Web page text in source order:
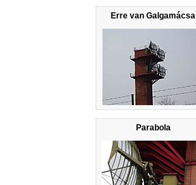
Erre van Galgamácsa
Parabola